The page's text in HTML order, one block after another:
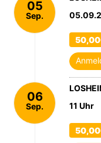
05
Sep.
2026
06
Sep.
2026
11 Uhr